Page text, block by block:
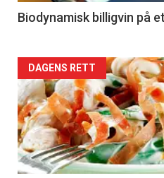
4
Biodynamisk billigvin på
Forsiden
akkurat
nå
-
DAGENS RETT